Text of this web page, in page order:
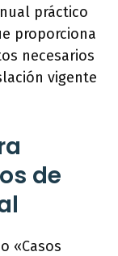
práctico
proporciona
necesarios
vigente
de
«Casos